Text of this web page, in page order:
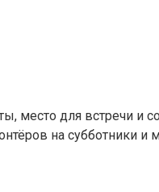
место для встречи и
на субботники и